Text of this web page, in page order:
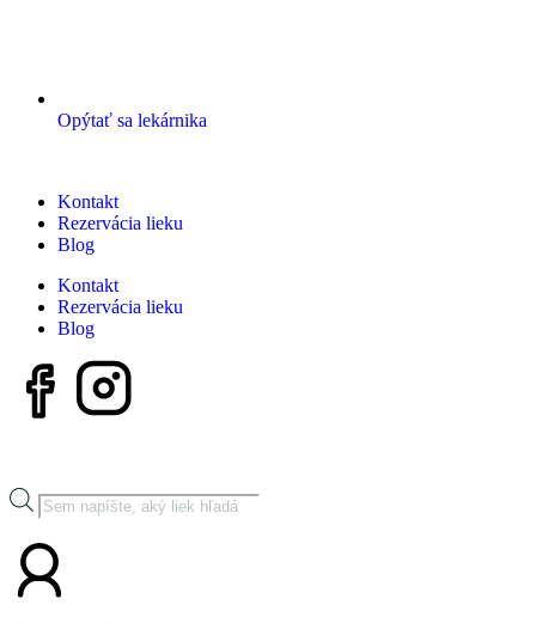
Opýtať sa lekárnika
Kontakt
Rezervácia lieku
Blog
Kontakt
Rezervácia lieku
Blog